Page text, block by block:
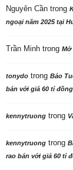
Nguyên Cần trong
ngoại năm 2025 tại
Trần Minh trong Mở
tonydo trong Báo
bán với giá 60 tỉ
kennytruong trong
kennytruong trong
rao bán với giá 60 tỉ